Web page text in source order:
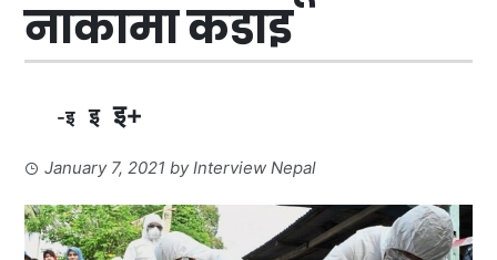
नाकामा कडाइ
-इ इ इ+
January 7, 2021 byInterview Nepal